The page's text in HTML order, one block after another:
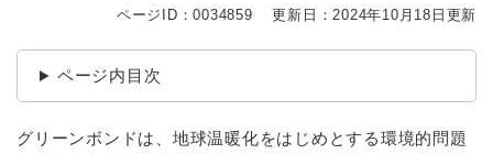
ページID：0034859 更新日：2024年10月18日更新
ページ内目次
グリーンボンドは、地球温暖化をはじめとする環境的問題